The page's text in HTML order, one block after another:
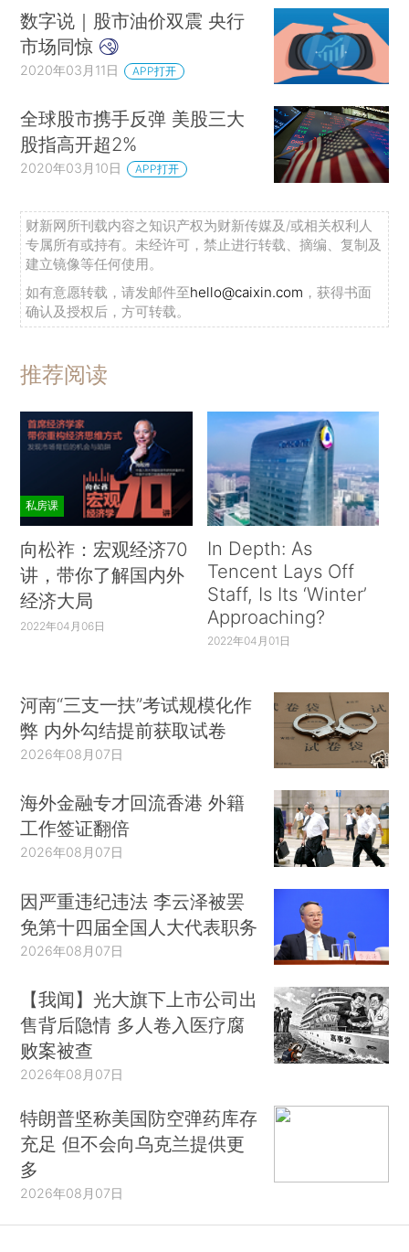
数字说｜股市油价双震 央行
市场同惊
2020年03月11日 APP打开
全球股市携手反弹 美股三大
股指高开超2%
2020年03月10日 APP打开
财新网所刊载内容之知识产权为财新传媒及/或相关权利人
专属所有或持有。未经许可，禁止进行转载、摘编、复制及
建立镜像等任何使用。
如有意愿转载，请发邮件至hello@caixin.com ，获得书面
确认及授权后，方可转载。
推荐阅读
私房课
向松祚：宏观经济70
讲，带你了解国内外
经济大局
2022年04月06日
In Depth: As
Tencent Lays Off
Staff, Is Its ‘Winter’
Approaching?
2022年04月01日
河南“三支一扶”考试规模化作
弊 内外勾结提前获取试卷
2026年08月07日
海外金融专才回流香港 外籍
工作签证翻倍
2026年08月07日
因严重违纪违法 李云泽被罢
免第十四届全国人大代表职务
2026年08月07日
【我闻】光大旗下上市公司出
售背后隐情 多人卷入医疗腐
败案被查
2026年08月07日
特朗普坚称美国防空弹药库存
充足 但不会向乌克兰提供更
多
2026年08月07日